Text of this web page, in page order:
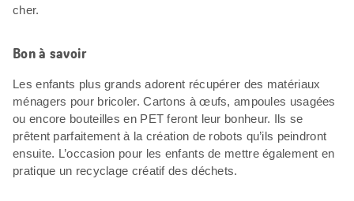
cher.
Bon à savoir
Les enfants plus grands adorent récupérer des matériaux
ménagers pour bricoler. Cartons à œufs, ampoules usagées
ou encore bouteilles en PET feront leur bonheur. Ils se
prêtent parfaitement à la création de robots qu’ils peindront
ensuite. L’occasion pour les enfants de mettre également en
pratique un recyclage créatif des déchets.